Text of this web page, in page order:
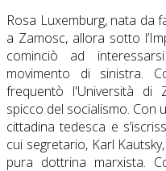
Rosa Luxemburg, nata da
a Zamosc, allora sotto
cominciò ad
movimento di sinistra.
frequentò l'Università di
spicco del socialismo. Con
cittadina tedesca e
cui segretario, Karl
pura dottrina marxista.